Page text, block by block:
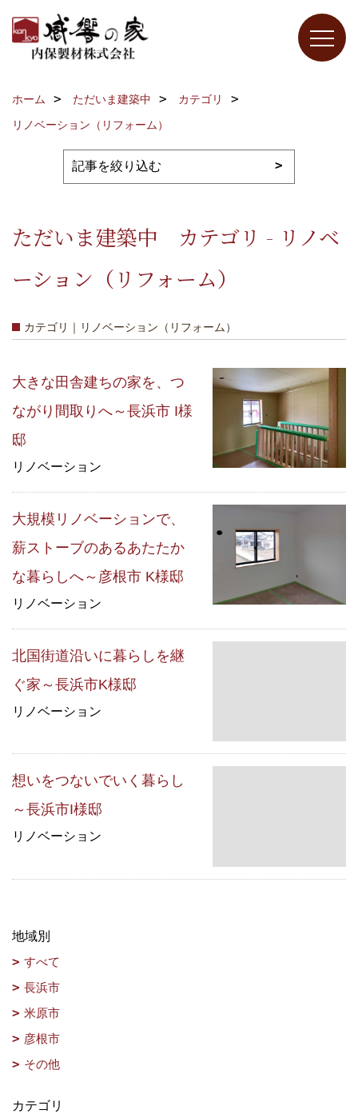
ホーム ただいま建築中
カテゴリ
リノベーション（リフォーム）
ただいま建築中 カテゴリ - リノベ
ーション（リフォーム）
カテゴリ｜リノベーション（リフォーム）
大きな田舎建ちの家を、つ
ながり間取りへ～長浜市 I様
邸
リノベーション
大規模リノベーションで、
薪ストーブのあるあたたか
な暮らしへ～彦根市 K様邸
リノベーション
北国街道沿いに暮らしを継
ぐ家～長浜市K様邸
リノベーション
想いをつないでいく暮らし
～長浜市I様邸
リノベーション
地域別
すべて
長浜市
米原市
彦根市
その他
カテゴリ